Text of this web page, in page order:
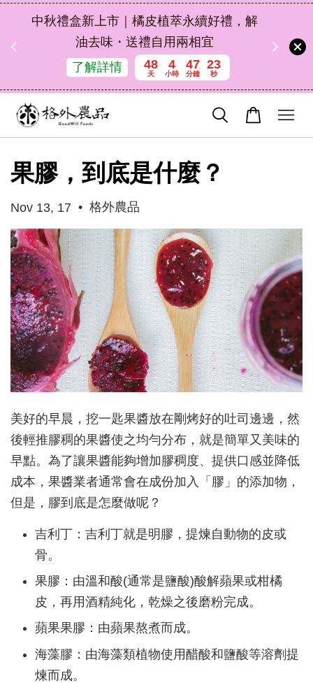
中秋禮盒新上市｜橘皮植萃永續好禮，解
油去味・送禮自用兩相宜
了解詳情
48
天
4
小時
47
分鐘
23
秒
果膠，到底是什麼？
Nov 13, 17 • 格外農品
美好的早晨，挖一匙果醬放在剛烤好的吐司邊邊，然
後輕推膠稠的果醬使之均勻分布，就是簡單又美味的
早點。為了讓果醬能夠增加膠稠度、提供口感並降低
成本，果醬業者通常會在成份加入「膠」的添加物，
但是，膠到底是怎麼做呢？
吉利丁：吉利丁就是明膠，提煉自動物的皮或
骨。
果膠：由溫和酸(通常是鹽酸)酸解蘋果或柑橘
皮，再用酒精純化，乾燥之後磨粉完成。
蘋果果膠：由蘋果熬煮而成。
海藻膠：由海藻類植物使用醋酸和鹽酸等溶劑提
煉而成。